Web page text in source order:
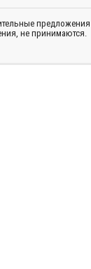
предложения
не принимаются.